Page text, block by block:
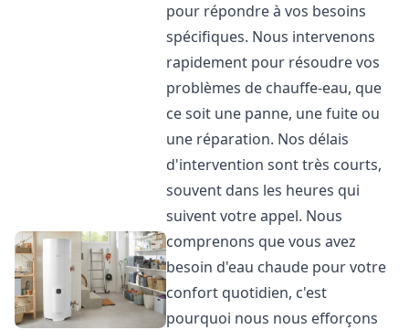
pour répondre à vos besoins
spécifiques. Nous intervenons
rapidement pour résoudre vos
problèmes de chauffe-eau, que
ce soit une panne, une fuite ou
une réparation. Nos délais
d'intervention sont très courts,
souvent dans les heures qui
suivent votre appel. Nous
comprenons que vous avez
besoin d'eau chaude pour votre
confort quotidien, c'est
pourquoi nous nous efforçons